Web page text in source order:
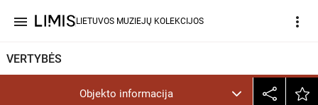
menu LIETUVOS MUZIEJŲ KOLEKCIJOS more_vert
VERTYBĖS
Objekto informacija